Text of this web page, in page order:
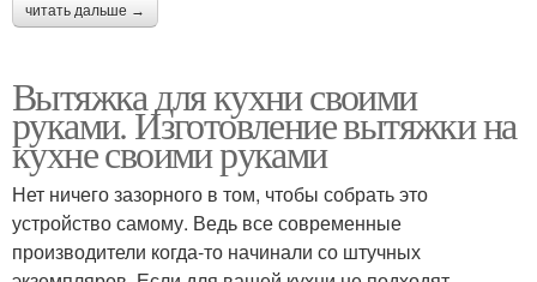
читать дальше →
Вытяжка для кухни своими
руками. Изготовление вытяжки на
кухне своими руками
Нет ничего зазорного в том, чтобы собрать это
устройство самому. Ведь все современные
производители когда-то начинали со штучных